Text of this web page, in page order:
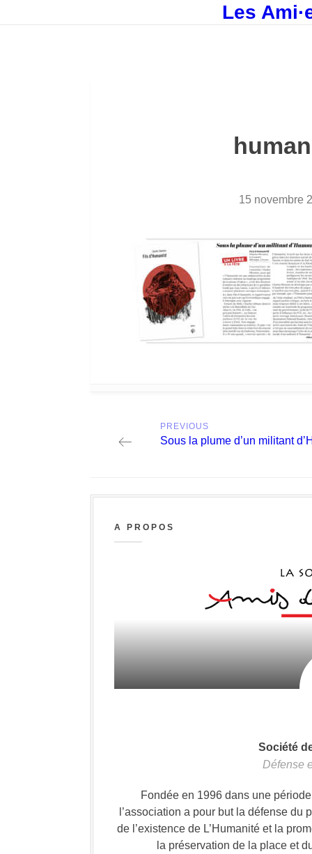
Les
15 novembre
navigation
PREVIOUS
Previous
Sous la plume d’un militant
A PROPOS
Société
Défense
Fondée en 1996 dans une
l’association a pour but la défense
de l’existence de L’Humanité et la
la préservation de la place et